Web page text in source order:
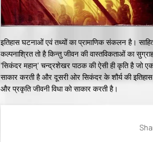
इतिहास घटनाओं एवं तथ्यों का प्रामाणिक संकलन है।
कल्पनाश्रित तो है किन्तु जीवन की वास्तविकताओं का
'सिकंदर महान्' चन्द्रशेखर पाठक की ऐसी ही कृति है जो
साकार करती है और दूसरी ओर सिकंदर के शौर्य की
और प्रकृति जीवनी विधा को साकार करती है।
है और विचार-सागर का मंथन करके उपयोगी मौक्तिक
प्रासंगिकता का ध्यान रखते हुए रचना रूपी माला का गुंथन